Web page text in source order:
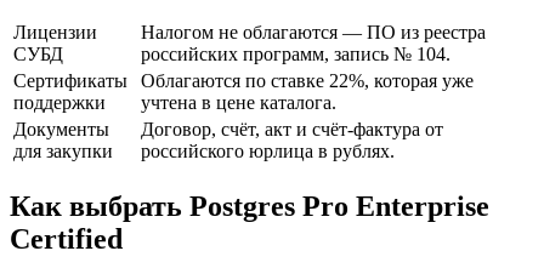
Лицензии
СУБД
Налогом не облагаются — ПО из реестра
российских программ, запись № 104.
Сертификаты
поддержки
Облагаются по ставке 22%, которая уже
учтена в цене каталога.
Документы
для закупки
Договор, счёт, акт и счёт-фактура от
российского юрлица в рублях.
Как выбрать Postgres Pro Enterprise
Certified